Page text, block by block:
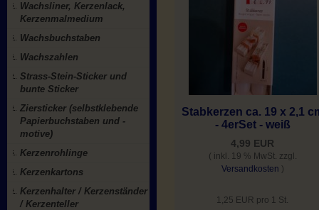
Wachsliner, Kerzenlack,
Kerzenmalmedium
Wachsbuchstaben
Wachszahlen
Strass-Stein-Sticker und
bunte Sticker
Ziersticker (selbstklebende
Papierbuchstaben und -
motive)
Kerzenrohlinge
Kerzenkartons
Kerzenhalter / Kerzenständer
/ Kerzenteller
Stabkerzen ca. 19 x 2,1
- 4erSet - weiß
4,99 EUR
( inkl. 19 % MwSt. zzgl.
Versandkosten )
1,25 EUR pro 1 St.